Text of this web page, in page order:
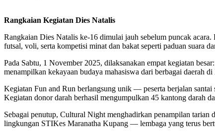
Rangkaian Kegiatan Dies Natalis
Rangkaian Dies Natalis ke-16 dimulai jauh sebelum puncak
futsal, voli, serta kompetisi minat dan bakat seperti paduan suara
Pada Sabtu, 1 November 2025, dilaksanakan empat kegiatan
menampilkan kekayaan budaya mahasiswa dari berbagai daerah
Kegiatan Fun and Run berlangsung unik — peserta berjalan
Kegiatan donor darah berhasil mengumpulkan 45 kantong darah
Sebagai penutup, Cultural Night menghadirkan penampilan tarian
lingkungan STIKes Maranatha Kupang — lembaga yang terus